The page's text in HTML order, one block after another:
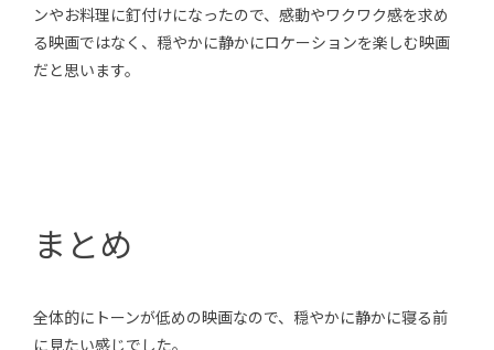
ンやお料理に釘付けになったので、感動やワクワク感を求め
る映画ではなく、穏やかに静かにロケーションを楽しむ映画
だと思います。
まとめ
全体的にトーンが低めの映画なので、穏やかに静かに寝る前
に見たい感じでした。